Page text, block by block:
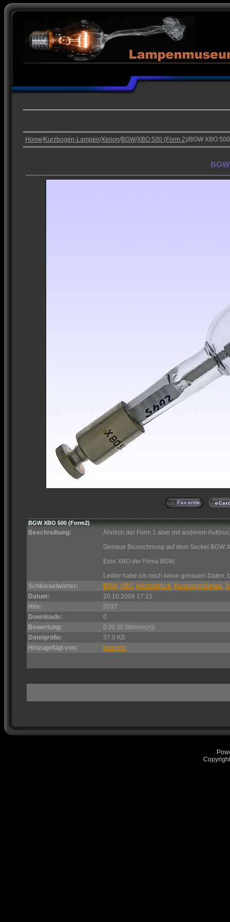
Home/Kurzbogen-Lampen/Xenon/BGW/XBO 500 (Form 2)/BGW XBO
BGW XBO 500 (Form2)
Beschreibung:
Ähnlich der Form 1 aber mit anderem
Genaue Bezeichnung auf dem Sockel BGW
Eine XBO der Firma BGW.
Leider habe ich noch keine genauen Daten,
Schlüsselwörter:
BGW, XBO, Höchstdruck, Kurzbogenlampe,
Datum:
20.10.2009 17:15
Hits:
5037
Downloads:
0
Bewertung:
0.00 (0 Stimme(n))
Dateigröße:
57.0 KB
Hinzugefügt von:
hennetv